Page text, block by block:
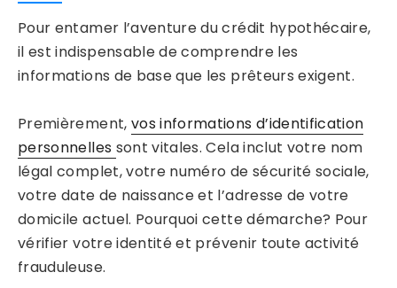
Pour entamer l’aventure du crédit hypothécaire,
il est indispensable de comprendre les
informations de base que les prêteurs exigent.
Premièrement, vos informations d’identification
personnelles sont vitales. Cela inclut votre nom
légal complet, votre numéro de sécurité sociale,
votre date de naissance et l’adresse de votre
domicile actuel. Pourquoi cette démarche? Pour
vérifier votre identité et prévenir toute activité
frauduleuse.